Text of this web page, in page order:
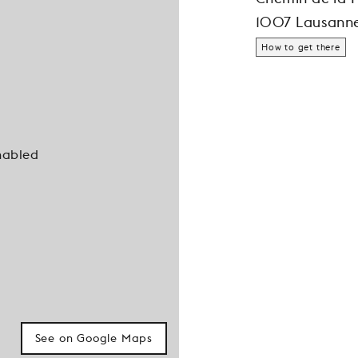
See on Google Maps
1007
How to get there